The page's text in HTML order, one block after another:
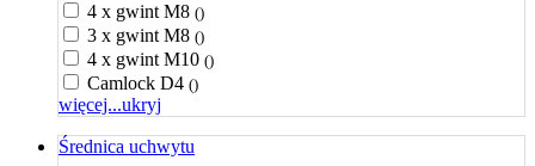
4 x gwint M8 ()
3 x gwint M8 ()
4 x gwint M10 ()
Camlock D4 ()
więcej...ukryj
Średnica uchwytu